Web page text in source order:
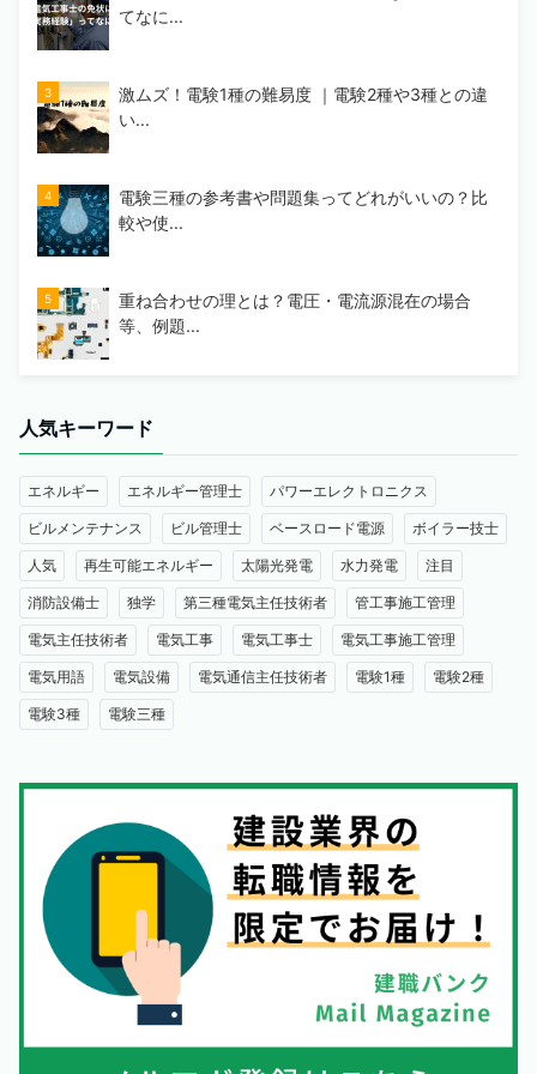
てなに...
激ムズ！電験1種の難易度 ｜電験2種や3種との違
い...
電験三種の参考書や問題集ってどれがいいの？比
較や使...
重ね合わせの理とは？電圧・電流源混在の場合
等、例題...
人気キーワード
エネルギー エネルギー管理士 パワーエレクトロニクス
ビルメンテナンス ビル管理士 ベースロード電源 ボイラー技士
人気 再生可能エネルギー 太陽光発電 水力発電 注目
消防設備士 独学 第三種電気主任技術者 管工事施工管理
電気主任技術者 電気工事 電気工事士 電気工事施工管理
電気用語 電気設備 電気通信主任技術者 電験1種 電験2種
電験3種 電験三種